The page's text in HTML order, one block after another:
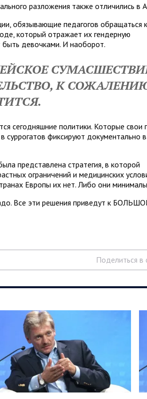
разложения также отличились в
обязывающие педагогов обращаться к
который отражает их гендерную
быть девочками. И наоборот.
К
сегодняшние политики. Которые свои
фиксируют документально
представлена стратегия, в которой
ограничений и медицинских
Европы их нет. Либо они
Все эти решения приведут к
Поделиться в